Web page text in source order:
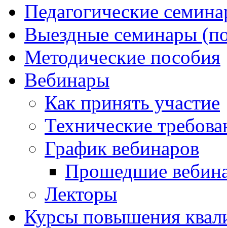
Педагогические
Выездные семинары
Методические пособия
Вебинары
Как принять участие
Технические
График вебинаров
Прошедшие
Лекторы
Курсы повышения